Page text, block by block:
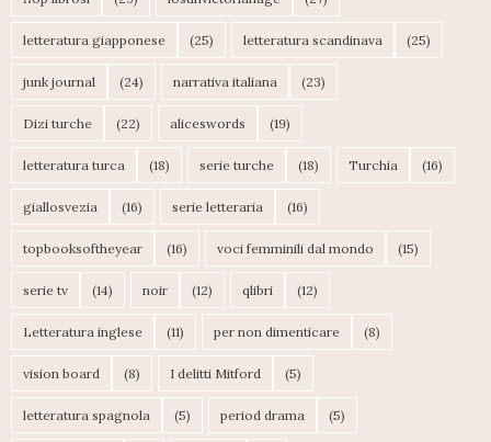
letteratura giapponese (25) letteratura scandinava (25)
junk journal (24) narrativa italiana (23)
Dizi turche (22) aliceswords (19)
letteratura turca (18) serie turche (18) Turchia (16)
giallosvezia (16) serie letteraria (16)
topbooksoftheyear (16) voci femminili dal mondo (15)
serie tv (14) noir (12) qlibri (12)
Letteratura inglese (11) per non dimenticare (8)
vision board (8) I delitti Mitford (5)
letteratura spagnola (5) period drama (5)